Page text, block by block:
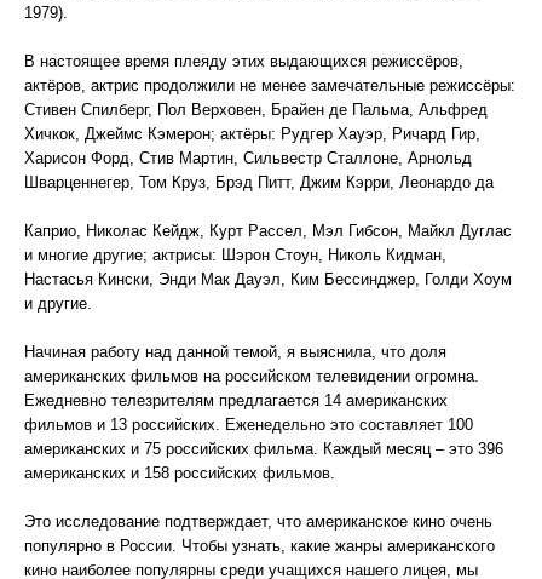
1979).
В настоящее время плеяду этих выдающихся режиссёров,
актёров, актрис продолжили не менее замечательные режиссёры:
Стивен Спилберг, Пол Верховен, Брайен де Пальма, Альфред
Хичкок, Джеймс Кэмерон; актёры: Рудгер Хауэр, Ричард Гир,
Харисон Форд, Стив Мартин, Сильвестр Сталлоне, Арнольд
Шварценнегер, Том Круз, Брэд Питт, Джим Кэрри, Леонардо да
Каприо, Николас Кейдж, Курт Рассел, Мэл Гибсон, Майкл Дуглас
и многие другие; актрисы: Шэрон Стоун, Николь Кидман,
Настасья Кински, Энди Мак Дауэл, Ким Бессинджер, Голди Хоум
и другие.
Начиная работу над данной темой, я выяснила, что доля
американских фильмов на российском телевидении огромна.
Ежедневно телезрителям предлагается 14 американских
фильмов и 13 российских. Еженедельно это составляет 100
американских и 75 российских фильма. Каждый месяц – это 396
американских и 158 российских фильмов.
Это исследование подтверждает, что американское кино очень
популярно в России. Чтобы узнать, какие жанры американского
кино наиболее популярны среди учащихся нашего лицея, мы